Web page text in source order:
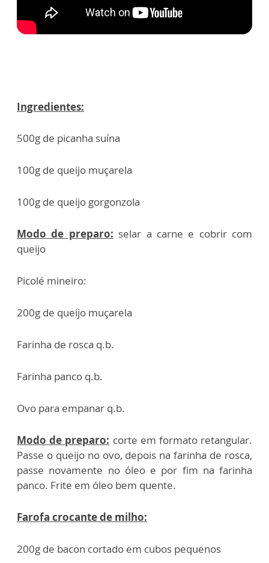
Ingredientes:
500g de picanha suína
100g de queijo muçarela
100g de queijo gorgonzola
Modo de preparo: selar a carne e cobrir com
queijo
Picolé mineiro:
200g de queijo muçarela
Farinha de rosca q.b.
Farinha panco q.b.
Ovo para empanar q.b.
Modo de preparo: corte em formato retangular.
Passe o queijo no ovo, depois na farinha de rosca,
passe novamente no óleo e por fim na farinha
panco. Frite em óleo bem quente.
Farofa crocante de milho:
200g de bacon cortado em cubos pequenos